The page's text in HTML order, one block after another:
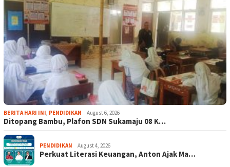
BERITA HARI INI, PENDIDIKAN August 6, 2026
Ditopang Bambu, Plafon SDN Sukamaju 08 K…
PENDIDIKAN August 4, 2026
Perkuat Literasi Keuangan, Anton Ajak Ma…